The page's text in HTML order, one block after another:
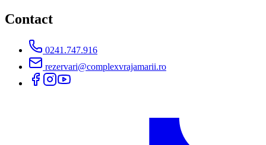
Contact
0241.747.916
rezervari@complexvrajamarii.ro